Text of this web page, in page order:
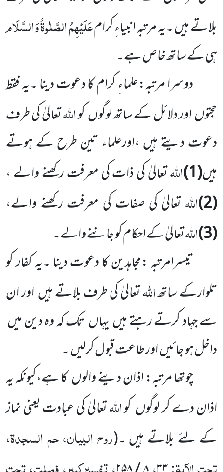
بلاتے ہیں ۔یہ مرتبہ انبیاءِ کرامعَلَیْہِمُ الصَّلٰوۃُ وَالسَّلَام
ہی کے ساتھ خاص ہے۔
دوسرا مرتبہ:علماءِ کرام کا دعوت دینا ۔یہ فقط
حجتوں اور دلائل کے ساتھ لوگوں کواللہتعالیٰ کی طرف
دعوت دیتے ہیں ،اورعلماء تین طرح کے ہوتے
ہیں(1) اللہتعالیٰ کی ذات کی معرفت رکھنے والے ،
(2) اللہتعالیٰ کی صفات کی معرفت رکھنے والے،
(3) اللہتعالیٰ کے احکام کو جاننے والے۔
تیسرامرتبہ :مجاہدین کا دعوت دینا ۔یہ کفار کو
تلوارکے ساتھاللہتعالیٰ کی طرف بلاتے ہیں اور ان
سے جہاد کرتے رہتے ہیں یہاں تک کہ وہ دین میں
داخل ہو جائیں اور طاعت قبول کرلیں ۔
چوتھا مرتبہ: اذان دینے والوں کا ہے،کیونکہ یہ
اذان دے کر لوگوں کواللہتعالیٰ کی عبادت یعنی نماز
کے لئے بلاتے ہیں ۔(روح البیان، حم السجدۃ،